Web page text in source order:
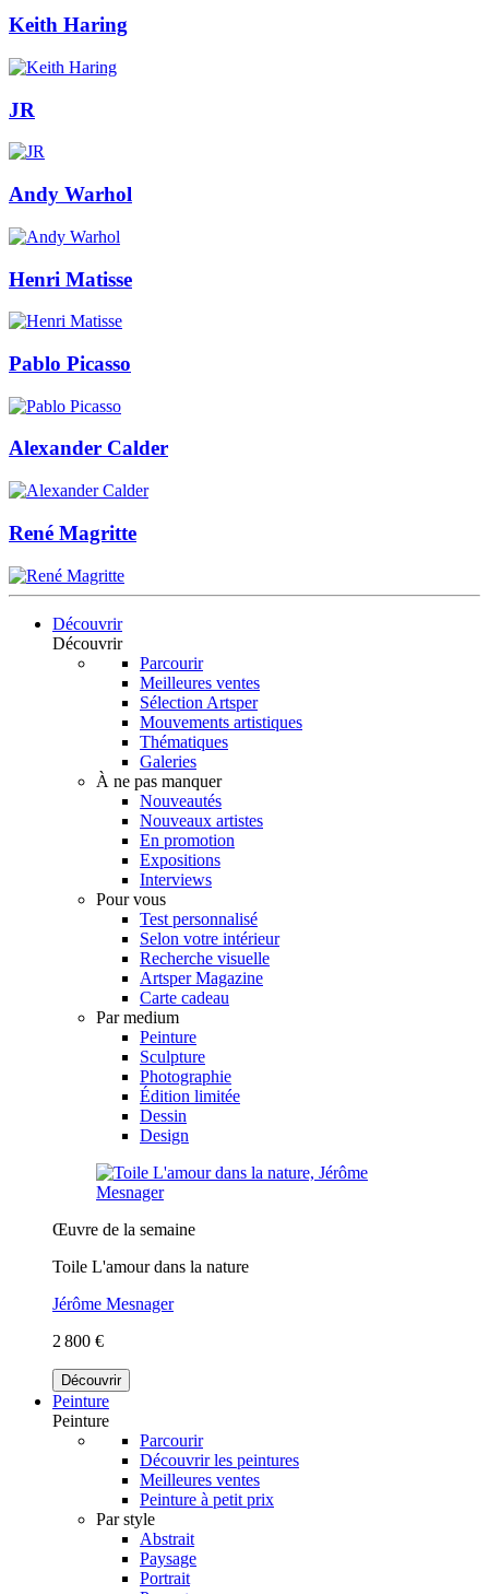
Keith Haring
JR
Andy Warhol
Henri Matisse
Pablo Picasso
Alexander Calder
René Magritte
Découvrir
Découvrir
Parcourir
Meilleures ventes
Sélection Artsper
Mouvements artistiques
Thématiques
Galeries
À ne pas manquer
Nouveautés
Nouveaux artistes
En promotion
Expositions
Interviews
Pour vous
Test personnalisé
Selon votre intérieur
Recherche visuelle
Artsper Magazine
Carte cadeau
Par medium
Peinture
Sculpture
Photographie
Édition limitée
Dessin
Design
Œuvre de la semaine
Toile L'amour dans la nature
Jérôme Mesnager
2 800 €
Découvrir
Peinture
Peinture
Parcourir
Découvrir les peintures
Meilleures ventes
Peinture à petit prix
Par style
Abstrait
Paysage
Portrait